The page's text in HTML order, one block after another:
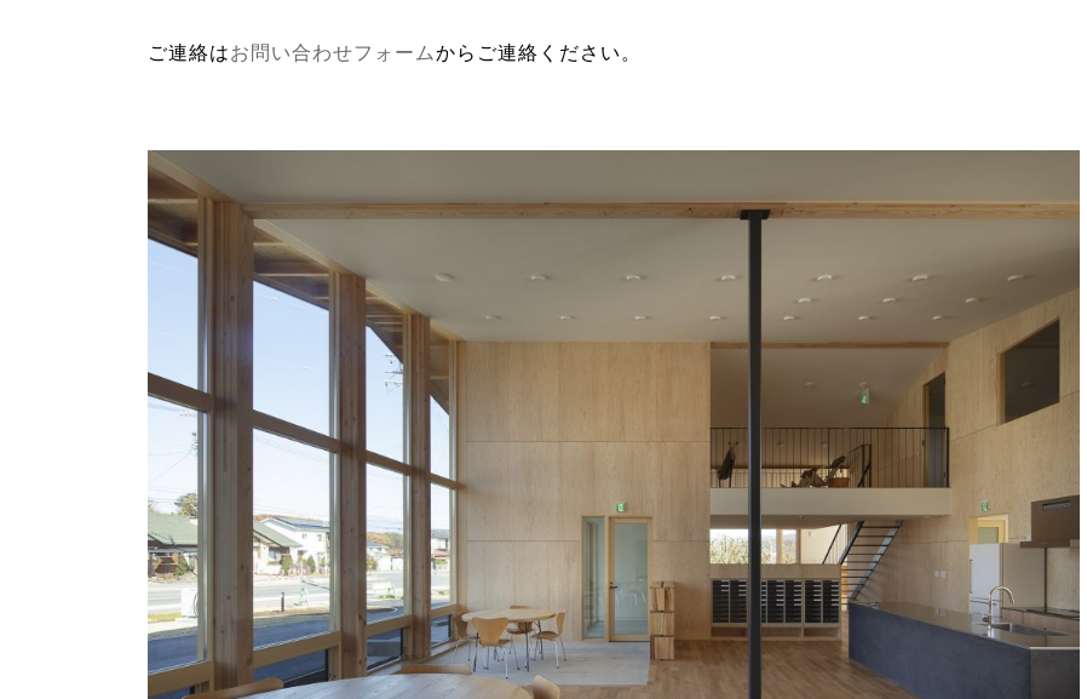
ご連絡はお問い合わせフォームからご連絡ください。